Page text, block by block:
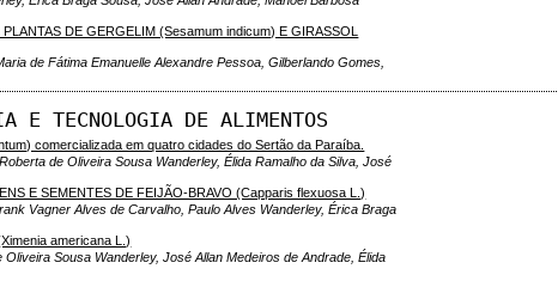
DE GERGELIM (Sesamum indicum) E GIRASSOL
de Fátima Emanuelle Alexandre Pessoa, Gilberlando Gomes,
TECNOLOGIA DE ALIMENTOS
comercializada em quatro cidades do Sertão da Paraíba.
de Oliveira Sousa Wanderley, Élida Ramalho da Silva, José
E SEMENTES DE FEIJÃO-BRAVO (Capparis flexuosa L.)
Vagner Alves de Carvalho, Paulo Alves Wanderley, Érica Braga
americana L.)
Sousa Wanderley, José Allan Medeiros de Andrade, Élida